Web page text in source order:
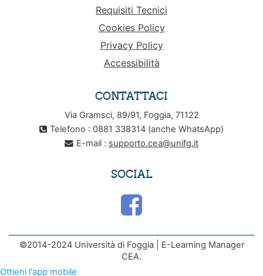
Requisiti Tecnici
Cookies Policy
Privacy Policy
Accessibilità
CONTATTACI
Via Gramsci, 89/91, Foggia, 71122
Telefono : 0881 338314 (anche WhatsApp)
E-mail : supporto.cea@unifg.it
SOCIAL
©2014-2024 Università di Foggia | E-Learning Manager
CEA.
Ottieni l'app mobile